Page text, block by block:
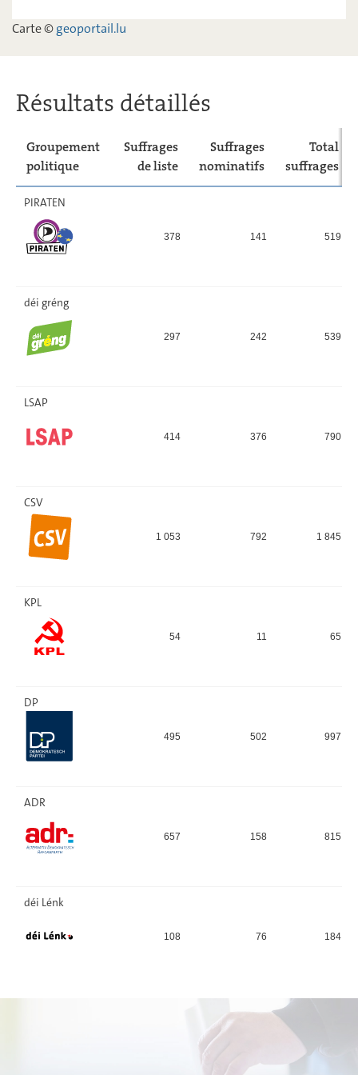
déi Lénk 3,2
Carte ©geoportail.lu
Résultats détaillés
Groupement
politique
Suffrages
de liste
Suffrages
nominatifs
Total
suffrages
PIRATEN
378 141 519
déi gréng
297 242 539
LSAP
414 376 790
CSV
1 053 792 1 845
KPL
54 11 65
DP
495 502 997
ADR
657 158 815
déi Lénk
108 76 184